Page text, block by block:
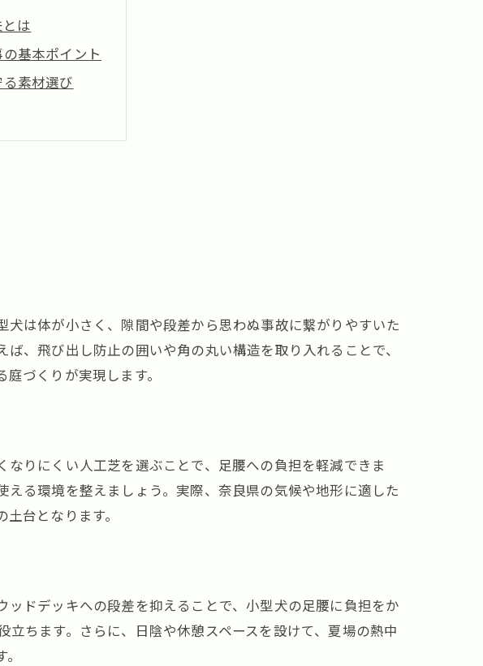
は
基本ポイント
素材選び
の工夫例
の選び方
空間づくり
工事
び方
ーデンの条件
の工夫
の重要性
設計
ザイン提案
は体が小さく、隙間や段差から思わぬ事故に繋がりやすいた
、飛び出し防止の囲いや角の丸い構造を取り入れることで、
づくりが実現します。
りにくい人工芝を選ぶことで、足腰への負担を軽減できま
る環境を整えましょう。実際、奈良県の気候や地形に適した
台となります。
ドデッキへの段差を抑えることで、小型犬の足腰に負担をか
ちます。さらに、日陰や休憩スペースを設けて、夏場の熱中